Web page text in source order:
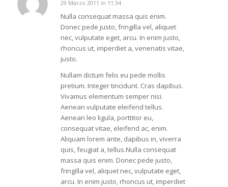
dice:
29 Marzo 2011 in 11:34
Nulla consequat massa quis enim.
Donec pede justo, fringilla vel, aliquet
nec, vulputate eget, arcu. In enim justo,
rhoncus ut, imperdiet a, venenatis vitae,
justo.
Nullam dictum felis eu pede mollis
pretium. Integer tincidunt. Cras dapibus.
Vivamus elementum semper nisi.
Aenean vulputate eleifend tellus.
Aenean leo ligula, porttitor eu,
consequat vitae, eleifend ac, enim.
Aliquam lorem ante, dapibus in, viverra
quis, feugiat a, tellus.Nulla consequat
massa quis enim. Donec pede justo,
fringilla vel, aliquet nec, vulputate eget,
arcu. In enim justo, rhoncus ut, imperdiet